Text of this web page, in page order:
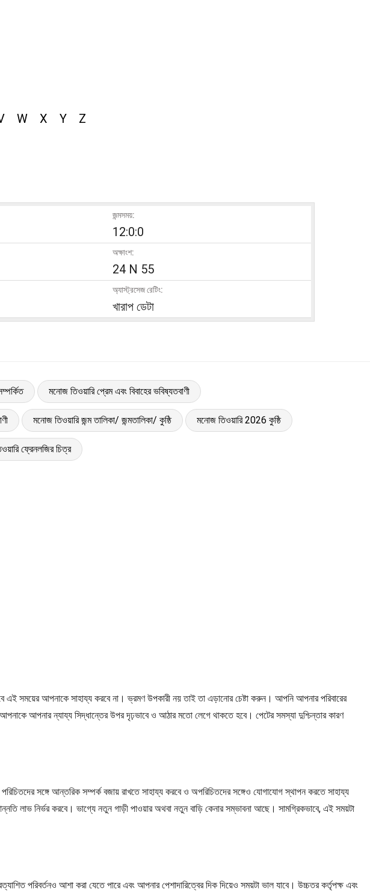
W X Y Z
জন্মসময়:
12:0:0
অক্ষাংশ:
24 N 55
অ্যাস্ট্রসেজ রেটিং:
খারাপ ডেটা
মনোজ তিওয়ারি প্রেম এবং বিবাহের ভবিষ্যতবাণী
মনোজ তিওয়ারি জন্ম তালিকা/ জন্মতালিকা/ কুষ্ঠি মনোজ তিওয়ারি 2026 কুষ্ঠি
ফ্রেনলজির চিত্র
এই সময়ের আপনাকে সাহায্য করবে না। ভ্রমণ উপকারী নয় তাই তা এড়ানোর চেষ্টা করুন। আপনি আপনার পরিবারের
আপনার ন্যায্য সিদ্ধান্তের উপর দৃঢ়ভাবে ও আঠার মতো লেগে থাকতে হবে। পেটের সমস্যা দুশ্চিন্তার কারণ
সঙ্গে আন্তরিক সম্পর্ক বজায় রাখতে সাহায্য করবে ও অপরিচিতদের সঙ্গেও যোগাযোগ স্থাপন করতে সাহায্য
লাভ নির্ভর করবে। ভাগ্যে নতুন গাড়ী পাওয়ার অথবা নতুন বাড়ি কেনার সম্ভাবনা আছে। সামগ্রিকভাবে, এই সময়টা
পরিবর্তনও আশা করা যেতে পারে এবং আপনার পেশাদারিত্বের দিক দিয়েও সময়টা ভাল যাবে। উচ্চতর কর্তৃপক্ষ এবং